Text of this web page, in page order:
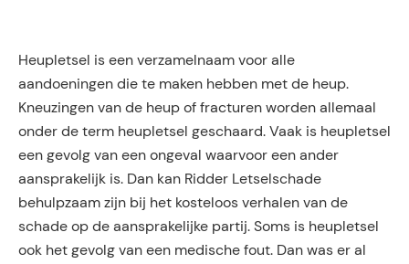
Heupletsel is een verzamelnaam voor alle
aandoeningen die te maken hebben met de heup.
Kneuzingen van de heup of fracturen worden allemaal
onder de term heupletsel geschaard. Vaak is heupletsel
een gevolg van een ongeval waarvoor een ander
aansprakelijk is. Dan kan Ridder Letselschade
behulpzaam zijn bij het kosteloos verhalen van de
schade op de aansprakelijke partij. Soms is heupletsel
ook het gevolg van een medische fout. Dan was er al